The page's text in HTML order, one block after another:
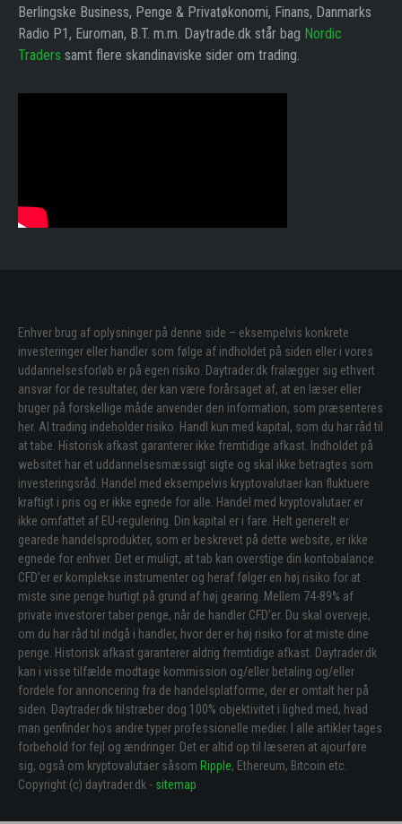
Berlingske Business, Penge & Privatøkonomi, Finans, Danmarks
Radio P1, Euroman, B.T. m.m. Daytrade.dk står bag Nordic
Traders samt flere skandinaviske sider om trading.
Enhver brug af oplysninger på denne side – eksempelvis konkrete
investeringer eller handler som følge af indholdet på siden eller i vores
uddannelsesforløb er på egen risiko. Daytrader.dk fralægger sig ethvert
ansvar for de resultater, der kan være forårsaget af, at en læser eller
bruger på forskellige måde anvender den information, som præsenteres
her. Al trading indeholder risiko. Handl kun med kapital, som du har råd til
at tabe. Historisk afkast garanterer ikke fremtidige afkast. Indholdet på
websitet har et uddannelsesmæssigt sigte og skal ikke betragtes som
investeringsråd. Handel med eksempelvis kryptovalutaer kan fluktuere
kraftigt i pris og er ikke egnede for alle. Handel med kryptovalutaer er
ikke omfattet af EU-regulering. Din kapital er i fare. Helt generelt er
gearede handelsprodukter, som er beskrevet på dette website, er ikke
egnede for enhver. Det er muligt, at tab kan overstige din kontobalance.
CFD’er er komplekse instrumenter og heraf følger en høj risiko for at
miste sine penge hurtigt på grund af høj gearing. Mellem 74-89% af
private investorer taber penge, når de handler CFD’er. Du skal overveje,
om du har råd til indgå i handler, hvor der er høj risiko for at miste dine
penge. Historisk afkast garanterer aldrig fremtidige afkast. Daytrader.dk
kan i visse tilfælde modtage kommission og/eller betaling og/eller
fordele for annoncering fra de handelsplatforme, der er omtalt her på
siden. Daytrader.dk tilstræber dog 100% objektivitet i lighed med, hvad
man genfinder hos andre typer professionelle medier. I alle artikler tages
forbehold for fejl og ændringer. Det er altid op til læseren at ajourføre
sig, også om kryptovalutaer såsom Ripple, Ethereum, Bitcoin etc.
Copyright (c) daytrader.dk - sitemap